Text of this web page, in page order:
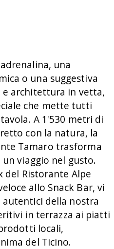
una
o una suggestiva
architettura in vetta,
che mette tutti
A 1'530 metri di
con la natura, la
Tamaro trasforma
viaggio nel gusto.
del Ristorante Alpe
allo Snack Bar, vi
della nostra
in terrazza ai piatti
locali,
del Ticino.